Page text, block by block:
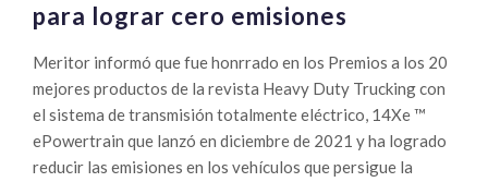
para lograr cero emisiones
Meritor informó que fue honrrado en los Premios a los 20
mejores productos de la revista Heavy Duty Trucking con
el sistema de transmisión totalmente eléctrico, 14Xe ™
ePowertrain que lanzó en diciembre de 2021 y ha logrado
reducir las emisiones en los vehículos que persigue la